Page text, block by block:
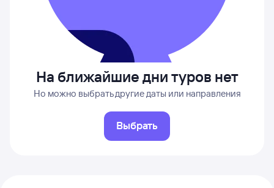
На ближайшие дни туров нет
Но можно выбрать другие даты или направления
Выбрать